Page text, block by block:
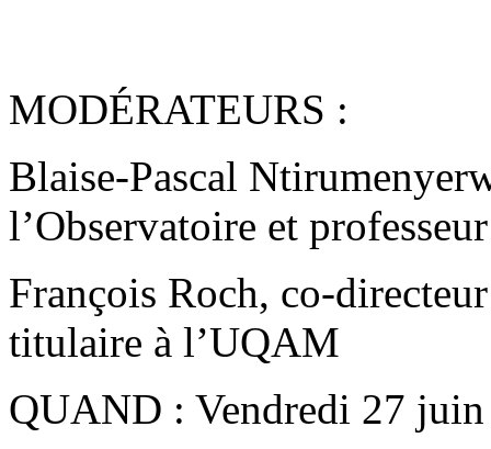
MODÉRATEURS :
Blaise-Pascal
l’Observatoire et
François Roch, co-
titulaire à l’UQAM
QUAND : Vendredi 27